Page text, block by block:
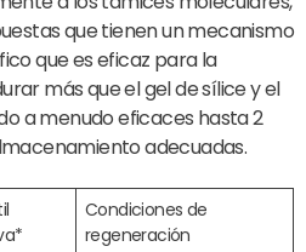
que tienen un mecanismo
que es eficaz para la
más que el gel de sílice y el
a menudo eficaces hasta 2
adecuadas.
Condiciones de
regeneración